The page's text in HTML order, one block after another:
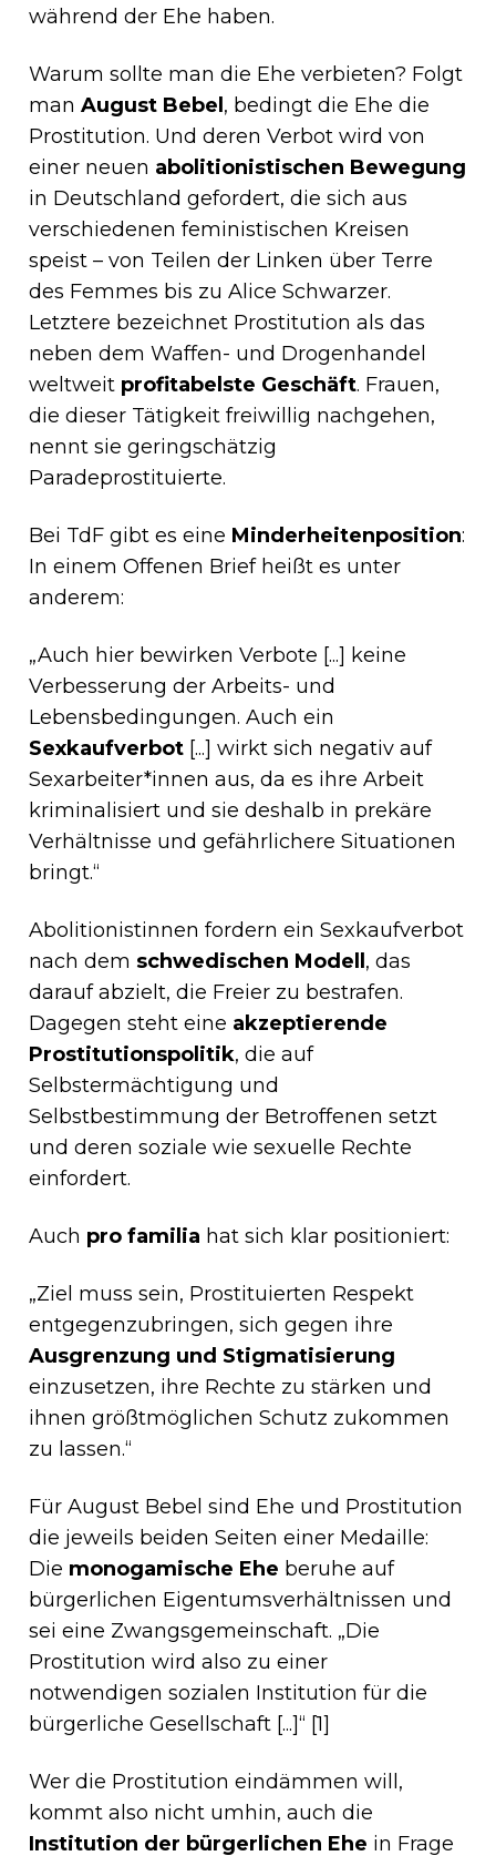
während der Ehe haben.
Warum sollte man die Ehe verbieten? Folgt
manAugust Bebel , bedingt die Ehe die
Prostitution. Und deren Verbot wird von
einer neuen abolitionistischen Bewegung
in Deutschland gefordert, die sich aus
verschiedenen feministischen Kreisen
speist – von Teilen der Linken über Terre
des Femmes bis zu Alice Schwarzer.
Letztere bezeichnet Prostitution als das
neben dem Waffen- und Drogenhandel
weltweit profitabelste Geschäft. Frauen,
die dieser Tätigkeit freiwillig nachgehen,
nennt sie geringschätzig
Paradeprostituierte.
Bei TdF gibt es eine Minderheitenposition:
In einem Offenen Brief heißt es unter
anderem:
„Auch hier bewirken Verbote [...] keine
Verbesserung der Arbeits- und
Lebensbedingungen. Auch ein
Sexkaufverbot [...] wirkt sich negativ auf
Sexarbeiter*innen aus, da es ihre Arbeit
kriminalisiert und sie deshalb in prekäre
Verhältnisse und gefährlichere Situationen
bringt.“
Abolitionistinnen fordern ein Sexkaufverbot
nach dem schwedischen Modell , das
darauf abzielt, die Freier zu bestrafen.
Dagegen steht eine akzeptierende
Prostitutionspolitik, die auf
Selbstermächtigung und
Selbstbestimmung der Betroffenen setzt
und deren soziale wie sexuelle Rechte
einfordert.
Auch pro familia hat sich klar positioniert:
„Ziel muss sein, Prostituierten Respekt
entgegenzubringen, sich gegen ihre
Ausgrenzung und Stigmatisierung
einzusetzen, ihre Rechte zu stärken und
ihnen größtmöglichen Schutz zukommen
zu lassen.“
Für August Bebel sind Ehe und Prostitution
die jeweils beiden Seiten einer Medaille:
Die monogamische Ehe beruhe auf
bürgerlichen Eigentumsverhältnissen und
sei eine Zwangsgemeinschaft. „Die
Prostitution wird also zu einer
notwendigen sozialen Institution für die
bürgerliche Gesellschaft [...]“ [1]
Wer die Prostitution eindämmen will,
kommt also nicht umhin, auch die
Institution der bürgerlichen Ehe in Frage